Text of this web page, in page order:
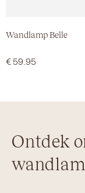
Wandlamp Belle
€ 59.95
Ontdek